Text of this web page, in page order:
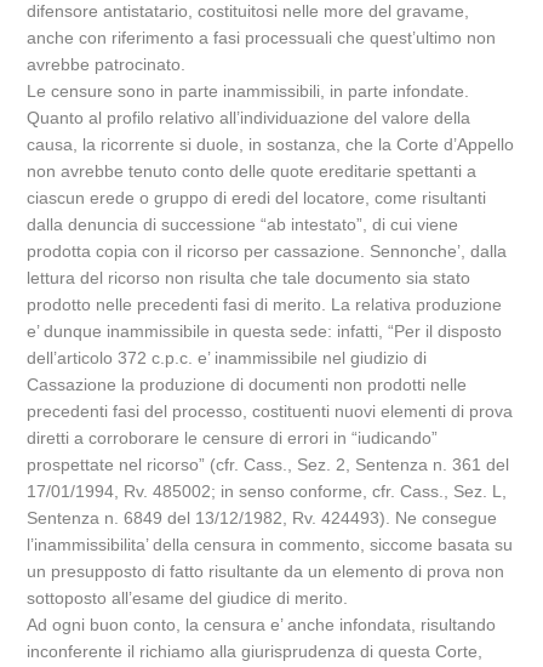
difensore antistatario, costituitosi nelle more del gravame,
anche con riferimento a fasi processuali che quest’ultimo non
avrebbe patrocinato.
Le censure sono in parte inammissibili, in parte infondate.
Quanto al profilo relativo all’individuazione del valore della
causa, la ricorrente si duole, in sostanza, che la Corte d’Appello
non avrebbe tenuto conto delle quote ereditarie spettanti a
ciascun erede o gruppo di eredi del locatore, come risultanti
dalla denuncia di successione “ab intestato”, di cui viene
prodotta copia con il ricorso per cassazione. Sennonche’, dalla
lettura del ricorso non risulta che tale documento sia stato
prodotto nelle precedenti fasi di merito. La relativa produzione
e’ dunque inammissibile in questa sede: infatti, “Per il disposto
dell’articolo 372 c.p.c. e’ inammissibile nel giudizio di
Cassazione la produzione di documenti non prodotti nelle
precedenti fasi del processo, costituenti nuovi elementi di prova
diretti a corroborare le censure di errori in “iudicando”
prospettate nel ricorso” (cfr. Cass., Sez. 2, Sentenza n. 361 del
17/01/1994, Rv. 485002; in senso conforme, cfr. Cass., Sez. L,
Sentenza n. 6849 del 13/12/1982, Rv. 424493). Ne consegue
l’inammissibilita’ della censura in commento, siccome basata su
un presupposto di fatto risultante da un elemento di prova non
sottoposto all’esame del giudice di merito.
Ad ogni buon conto, la censura e’ anche infondata, risultando
inconferente il richiamo alla giurisprudenza di questa Corte,